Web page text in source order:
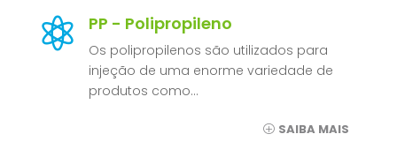
 PP - Polipropileno
Os polipropilenos são utilizados para
injeção de uma enorme variedade de
produtos como…
SAIBA MAIS